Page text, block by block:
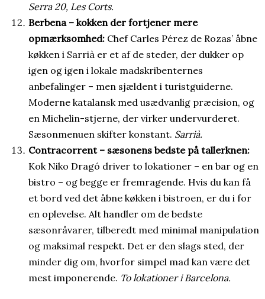
Serra 20, Les Corts.
Berbena – kokken der fortjener mere
opmærksomhed: Chef Carles Pérez de Rozas’ åbne
køkken i Sarrià er et af de steder, der dukker op
igen og igen i lokale madskribenternes
anbefalinger – men sjældent i turistguiderne.
Moderne katalansk med usædvanlig præcision, og
en Michelin-stjerne, der virker undervurderet.
Sæsonmenuen skifter konstant. Sarrià.
Contracorrent – sæsonens bedste på tallerknen:
Kok Niko Dragó driver to lokationer – en bar og en
bistro – og begge er fremragende. Hvis du kan få
et bord ved det åbne køkken i bistroen, er du i for
en oplevelse. Alt handler om de bedste
sæsonråvarer, tilberedt med minimal manipulation
og maksimal respekt. Det er den slags sted, der
minder dig om, hvorfor simpel mad kan være det
mest imponerende. To lokationer i Barcelona.